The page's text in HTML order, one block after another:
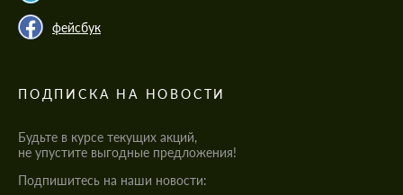
фейсбук
ПОДПИСКА НА НОВОСТИ
Будьте в курсе текущих акций,
не упустите выгодные предложения!
Подпишитесь на наши новости: